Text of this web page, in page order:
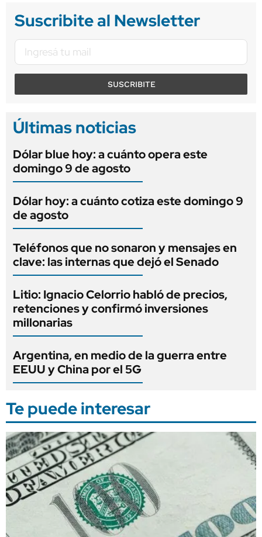
Suscribite al Newsletter
SUSCRIBITE
Últimas noticias
Dólar blue hoy: a cuánto opera este
domingo 9 de agosto
Dólar hoy: a cuánto cotiza este domingo 9
de agosto
Teléfonos que no sonaron y mensajes en
clave: las internas que dejó el Senado
Litio: Ignacio Celorrio habló de precios,
retenciones y confirmó inversiones
millonarias
Argentina, en medio de la guerra entre
EEUU y China por el 5G
Te puede interesar